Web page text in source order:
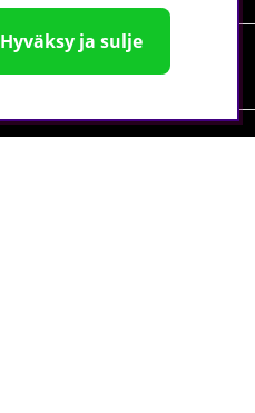
Hyväksy ja sulje